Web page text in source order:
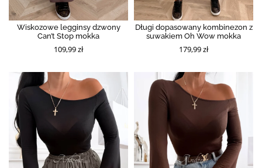
Wiskozowe legginsy dzwony
Can’t Stop mokka
109,99 zł
Długi dopasowany kombinezon z
suwakiem Oh Wow mokka
179,99 zł